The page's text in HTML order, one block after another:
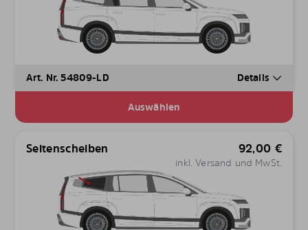
Art. Nr. 54809-LD Details
Auswählen
Seitenscheiben 92,00 €
inkl. Versand und MwSt.